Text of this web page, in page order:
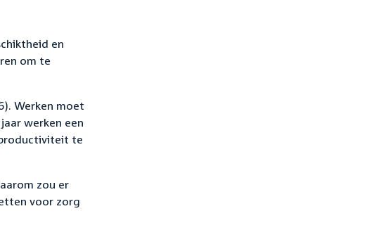
en
om te
Werken moet
werken een
te
zou er
voor zorg